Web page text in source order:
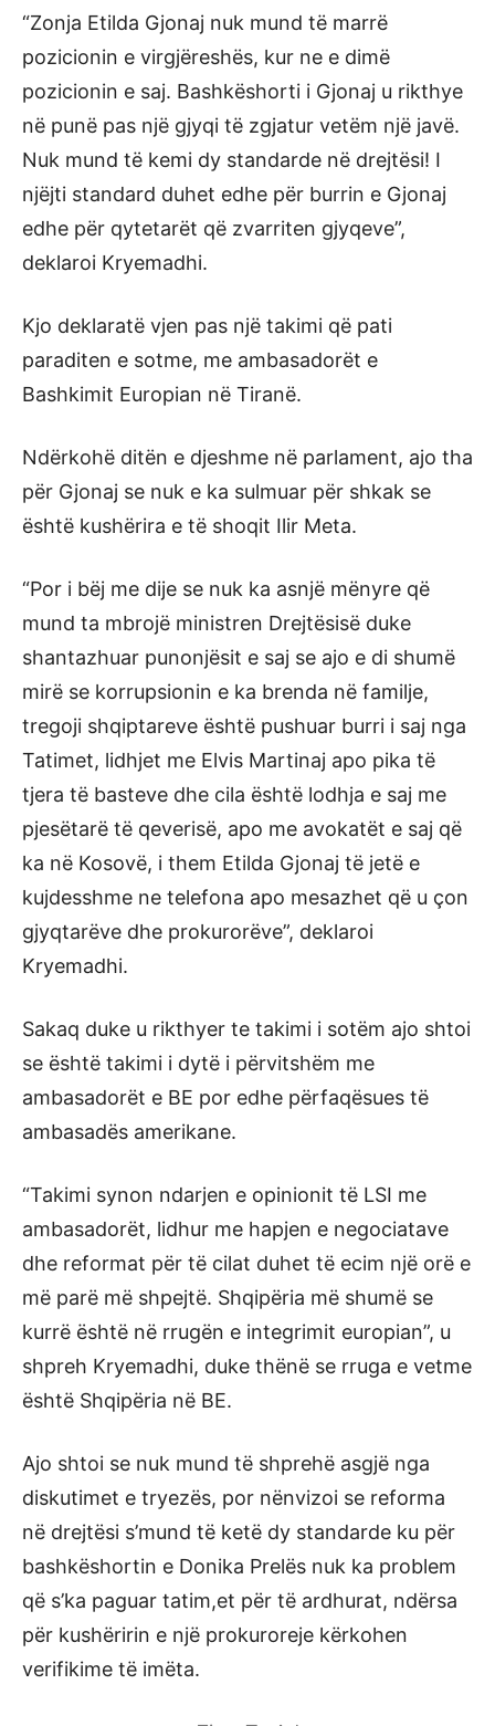
“Zonja Etilda Gjonaj nuk mund të marrë
pozicionin e virgjëreshës, kur ne e dimë
pozicionin e saj. Bashkëshorti i Gjonaj u rikthye
në punë pas një gjyqi të zgjatur vetëm një javë.
Nuk mund të kemi dy standarde në drejtësi! I
njëjti standard duhet edhe për burrin e Gjonaj
edhe për qytetarët që zvarriten gjyqeve”,
deklaroi Kryemadhi.
Kjo deklaratë vjen pas një takimi që pati
paraditen e sotme, me ambasadorët e
Bashkimit Europian në Tiranë.
Ndërkohë ditën e djeshme në parlament, ajo tha
për Gjonaj se nuk e ka sulmuar për shkak se
është kushërira e të shoqit Ilir Meta.
“Por i bëj me dije se nuk ka asnjë mënyre që
mund ta mbrojë ministren Drejtësisë duke
shantazhuar punonjësit e saj se ajo e di shumë
mirë se korrupsionin e ka brenda në familje,
tregoji shqiptareve është pushuar burri i saj nga
Tatimet, lidhjet me Elvis Martinaj apo pika të
tjera të basteve dhe cila është lodhja e saj me
pjesëtarë të qeverisë, apo me avokatët e saj që
ka në Kosovë, i them Etilda Gjonaj të jetë e
kujdesshme ne telefona apo mesazhet që u çon
gjyqtarëve dhe prokurorëve”, deklaroi
Kryemadhi.
Sakaq duke u rikthyer te takimi i sotëm ajo shtoi
se është takimi i dytë i përvitshëm me
ambasadorët e BE por edhe përfaqësues të
ambasadës amerikane.
“Takimi synon ndarjen e opinionit të LSI me
ambasadorët, lidhur me hapjen e negociatave
dhe reformat për të cilat duhet të ecim një orë e
më parë më shpejtë. Shqipëria më shumë se
kurrë është në rrugën e integrimit europian”, u
shpreh Kryemadhi, duke thënë se rruga e vetme
është Shqipëria në BE.
Ajo shtoi se nuk mund të shprehë asgjë nga
diskutimet e tryezës, por nënvizoi se reforma
në drejtësi s’mund të ketë dy standarde ku për
bashkëshortin e Donika Prelës nuk ka problem
që s’ka paguar tatim,et për të ardhurat, ndërsa
për kushëririn e një prokuroreje kërkohen
verifikime të imëta.